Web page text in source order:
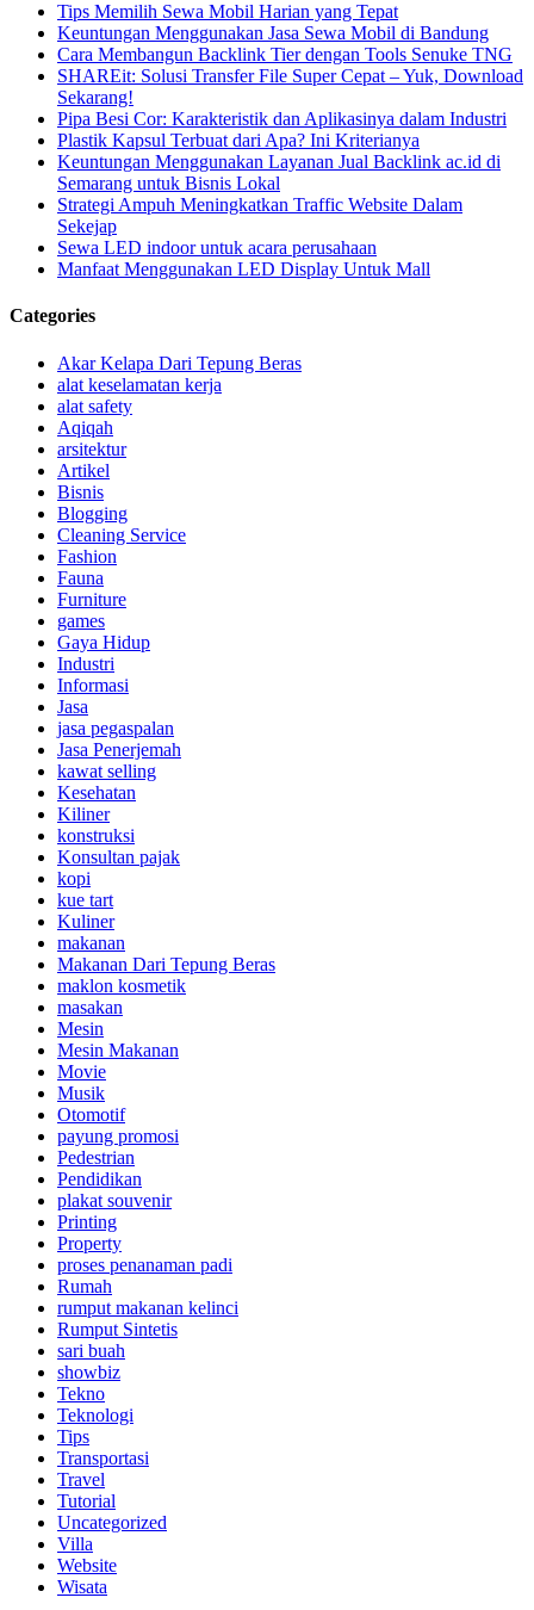
Tips Memilih Sewa Mobil Harian yang Tepat
Keuntungan Menggunakan Jasa Sewa Mobil di Bandung
Cara Membangun Backlink Tier dengan Tools Senuke TNG
SHAREit: Solusi Transfer File Super Cepat – Yuk, Download
Sekarang!
Pipa Besi Cor: Karakteristik dan Aplikasinya dalam Industri
Plastik Kapsul Terbuat dari Apa? Ini Kriterianya
Keuntungan Menggunakan Layanan Jual Backlink ac.id di
Semarang untuk Bisnis Lokal
Strategi Ampuh Meningkatkan Traffic Website Dalam
Sekejap
Sewa LED indoor untuk acara perusahaan
Manfaat Menggunakan LED Display Untuk Mall
Categories
Akar Kelapa Dari Tepung Beras
alat keselamatan kerja
alat safety
Aqiqah
arsitektur
Artikel
Bisnis
Blogging
Cleaning Service
Fashion
Fauna
Furniture
games
Gaya Hidup
Industri
Informasi
Jasa
jasa pegaspalan
Jasa Penerjemah
kawat selling
Kesehatan
Kiliner
konstruksi
Konsultan pajak
kopi
kue tart
Kuliner
makanan
Makanan Dari Tepung Beras
maklon kosmetik
masakan
Mesin
Mesin Makanan
Movie
Musik
Otomotif
payung promosi
Pedestrian
Pendidikan
plakat souvenir
Printing
Property
proses penanaman padi
Rumah
rumput makanan kelinci
Rumput Sintetis
sari buah
showbiz
Tekno
Teknologi
Tips
Transportasi
Travel
Tutorial
Uncategorized
Villa
Website
Wisata